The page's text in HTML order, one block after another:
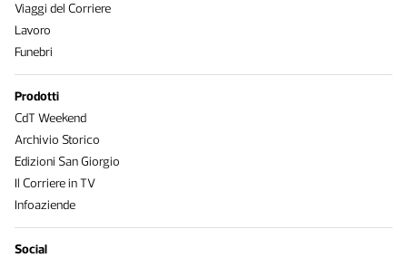
Viaggi del Corriere
Lavoro
Funebri
Prodotti
CdT Weekend
Archivio Storico
Edizioni San Giorgio
Il Corriere in TV
Infoaziende
Social